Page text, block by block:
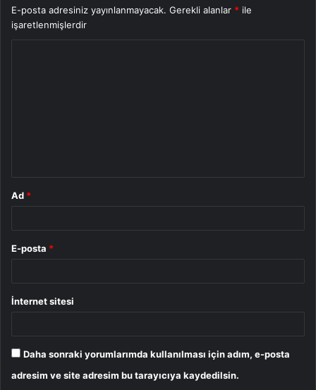
E-posta adresiniz yayınlanmayacak. Gerekli alanlar * ile
işaretlenmişlerdir
Ad *
E-posta *
İnternet sitesi
Daha sonraki yorumlarımda kullanılması için adım, e-posta
adresim ve site adresim bu tarayıcıya kaydedilsin.